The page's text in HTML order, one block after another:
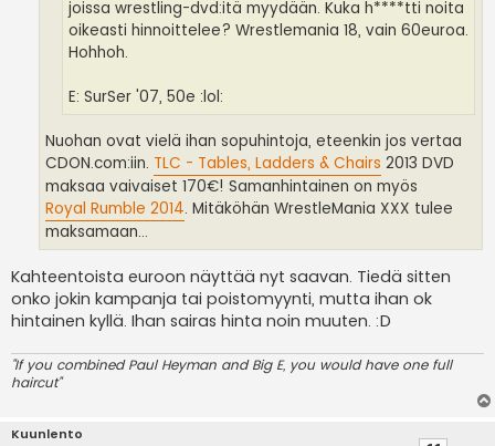
joissa wrestling-dvd:itä myydään. Kuka h****tti noita
oikeasti hinnoittelee? Wrestlemania 18, vain 60euroa.
Hohhoh.
E: SurSer '07, 50e :lol:
Nuohan ovat vielä ihan sopuhintoja, eteenkin jos vertaa
CDON.com:iin. TLC - Tables, Ladders & Chairs 2013 DVD
maksaa vaivaiset 170€! Samanhintainen on myös
Royal Rumble 2014. Mitäköhän WrestleMania XXX tulee
maksamaan...
Kahteentoista euroon näyttää nyt saavan. Tiedä sitten
onko jokin kampanja tai poistomyynti, mutta ihan ok
hintainen kyllä. Ihan sairas hinta noin muuten. :D
"If you combined Paul Heyman and Big E, you would have one full
haircut"
Kuunlento